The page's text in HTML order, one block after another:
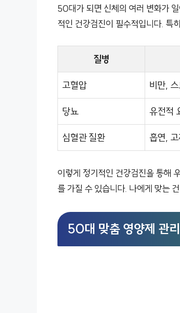
50대가 되면 신체의 여러 변화가
적인 건강검진이 필수적입니다. 특히
질병
고혈압 비만,
당뇨 유전적
심혈관 질환 흡연,
이렇게 정기적인 건강검진을 통해
를 가질 수 있습니다. 나에게 맞는
50대 맞춤 영양제 관